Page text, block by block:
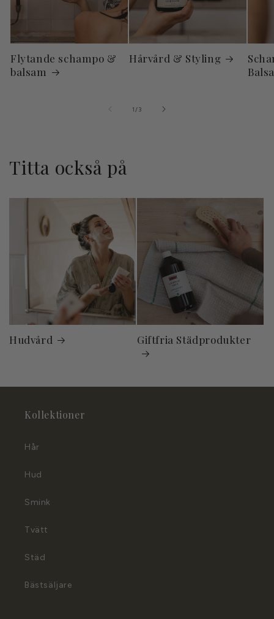
Flytande schampo &
balsam
Hårvård & Styling
1 /av3
Titta också på
Hudvård Giftfria Städprodukter
Kollektioner
Hår
Hud
Smink
Tvätt
Städ
Bästsäljare